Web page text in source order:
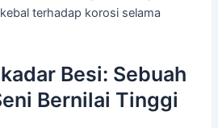
terhadap korosi selama
Besi: Sebuah
Bernilai Tinggi